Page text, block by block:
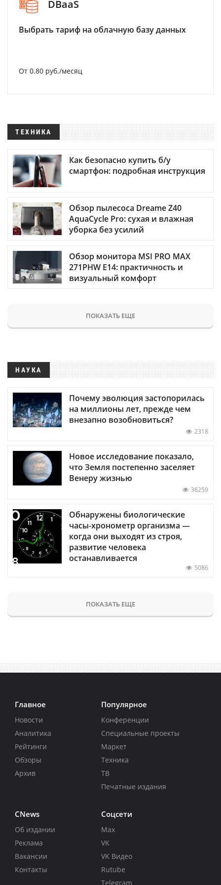
DBaaS
Выбрать тариф на облачную базу данных
От 0.80 руб./месяц
ТЕХНИКА
Как безопасно купить б/у
смартфон: подробная инструкция
Обзор пылесоса Dreame Z40
AquaCycle Pro: сухая и влажная
уборка без усилий
Обзор монитора MSI PRO MAX
271PHW E14: практичность и
визуальный комфорт
ПОКАЗАТЬ ЕЩЕ
НАУКА
Почему эволюция застопорилась
на миллионы лет, прежде чем
внезапно возобновиться?
2318
Новое исследование показало,
что Земля постепенно заселяет
Венеру жизнью
36259
Обнаружены биологические
часы-хронометр организма —
когда они выходят из строя,
развитие человека
останавливается
5086
ПОКАЗАТЬ ЕЩЕ
Главное
Новости
Аналитика
Рейтинги
Обзоры
Архив
Популярное
Конференции
Специальные проекты
Маркет
Техника
ТВ
Печатные издания
CNews
Об издании
Реклама
Вакансии
Контакты
Соцсети
Max
VK
VK Видео
Rutube
Telegram